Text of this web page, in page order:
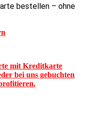
bestellen – ohne
mit Kreditkarte
bei uns gebuchten